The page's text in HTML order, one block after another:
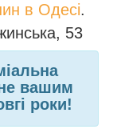
в Одесі.
53
вашим
роки!